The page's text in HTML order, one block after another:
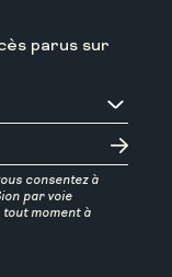
parus sur
consentez à
par voie
moment à